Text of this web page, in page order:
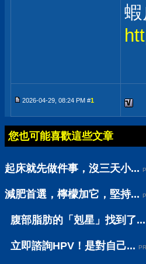
2026-04-29, 08:24 PM #1
您也可能喜歡這些文章
起床就先做件事，沒三天小...
減肥首選，檸檬加它，堅持...
腹部脂肪的「剋星」找到了...
立即諮詢HPV！是對自己...